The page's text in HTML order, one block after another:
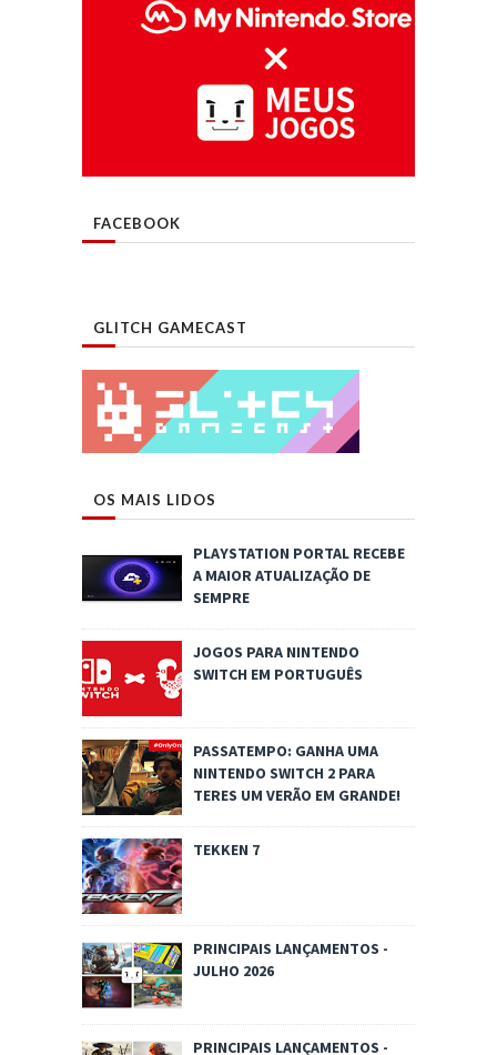
FACEBOOK
GLITCH GAMECAST
OS MAIS LIDOS
PLAYSTATION PORTAL RECEBE
A MAIOR ATUALIZAÇÃO DE
SEMPRE
JOGOS PARA NINTENDO
SWITCH EM PORTUGUÊS
PASSATEMPO: GANHA UMA
NINTENDO SWITCH 2 PARA
TERES UM VERÃO EM GRANDE!
TEKKEN 7
PRINCIPAIS LANÇAMENTOS -
JULHO 2026
PRINCIPAIS LANÇAMENTOS -